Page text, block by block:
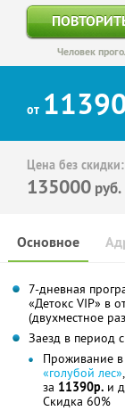
Человек
от
Цена без скидки:
135000 руб.
Основное
7-дневная
«Детокс VIP» в
(двухместное
Заезд в период
Проживание
«голубой лес»,
за 11390р. и
Скидка 60%